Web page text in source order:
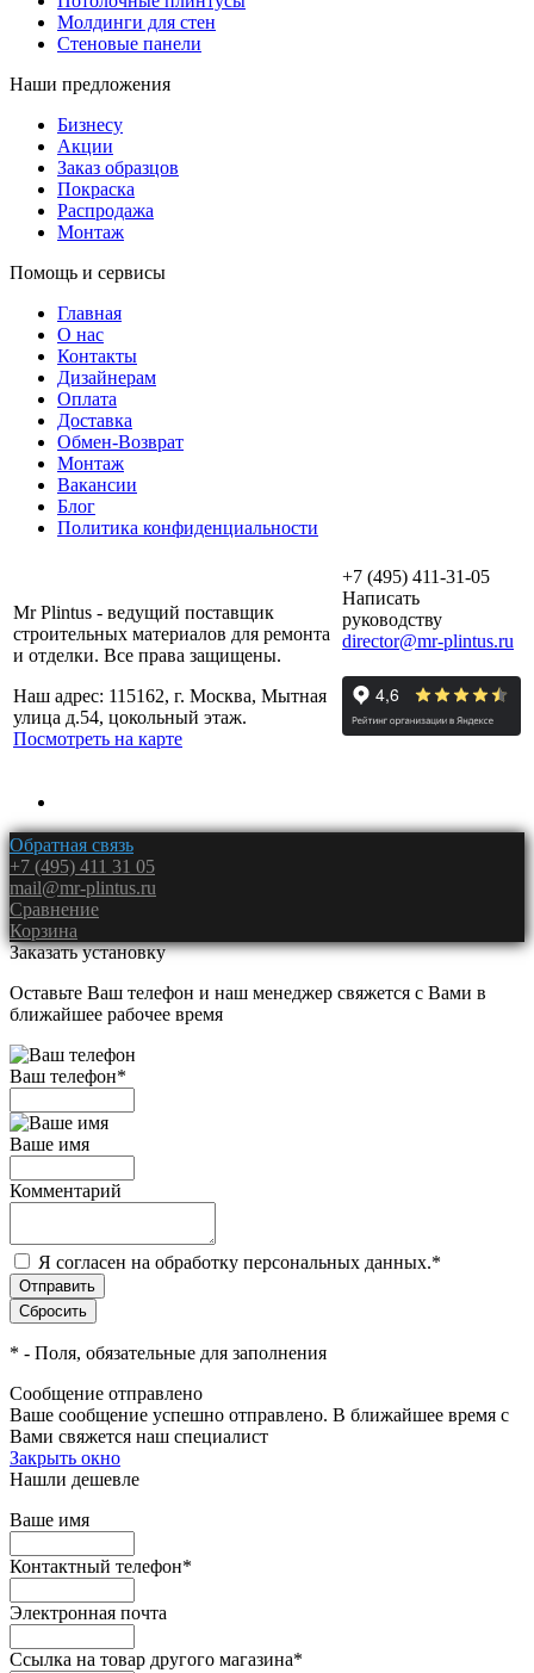
Молдинги для стен
Стеновые панели
Наши предложения
Бизнесу
Акции
Заказ образцов
Покраска
Распродажа
Монтаж
Помощь и сервисы
Главная
О нас
Контакты
Дизайнерам
Оплата
Доставка
Обмен-Возврат
Монтаж
Вакансии
Блог
Политика конфиденциальности
Mr Plintus - ведущий поставщик
строительных материалов для ремонта
и отделки. Все права защищены.
Наш адрес: 115162, г. Москва, Мытная
улица д.54, цокольный этаж.
Посмотреть на карте
+7 (495) 411-31-05
Написать
руководству
director@mr-plintus.ru
Обратная связь
+7 (495) 411 31 05
mail@mr-plintus.ru
Сравнение
Корзина
Заказать установку
Оставьте Ваш телефон и наш менеджер свяжется с Вами в
ближайшее рабочее время
Ваш телефон*
Ваше имя
Комментарий
Я согласен на обработку персональных данных.*
* - Поля, обязательные для заполнения
Сообщение отправлено
Ваше сообщение успешно отправлено. В ближайшее время с
Вами свяжется наш специалист
Закрыть окно
Нашли дешевле
Ваше имя
Контактный телефон*
Электронная почта
Ссылка на товар другого магазина*